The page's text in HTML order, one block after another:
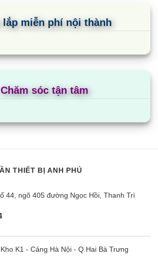
lắp miễn phí nội thành
Chăm sóc tận tâm
THIẾT BỊ ANH PHÚ
44, ngõ 405 đường Ngọc Hồi, Thanh Trì
K1 - Cảng Hà Nội - Q.Hai Bà Trưng